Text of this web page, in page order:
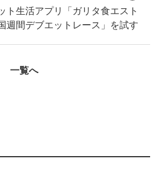
ト生活アプリ「ガリタ食エスト
週間デブエットレース」を試す
一覧へ